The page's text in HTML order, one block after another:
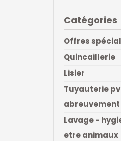
Catégories
Offres
Quincaillerie
Lisier
Tuyauterie
Lavage -
etre animaux